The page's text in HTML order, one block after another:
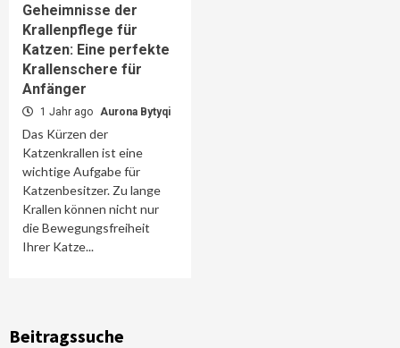
Geheimnisse der
Krallenpflege für
Katzen: Eine perfekte
Krallenschere für
Anfänger
1 Jahr ago Aurona Bytyqi
Das Kürzen der
Katzenkrallen ist eine
wichtige Aufgabe für
Katzenbesitzer. Zu lange
Krallen können nicht nur
die Bewegungsfreiheit
Ihrer Katze...
Beitragssuche